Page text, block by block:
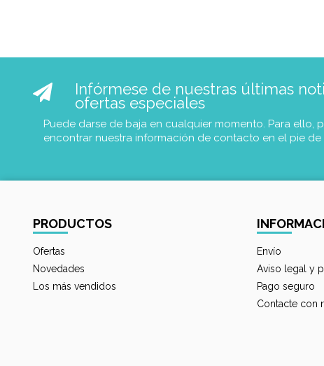
Infórmese de nuestras últimas
ofertas especiales
Puede darse de baja en cualquier momento. Para ello,
encontrar nuestra información de contacto en el pie de
PRODUCTOS
Ofertas
Novedades
Los más vendidos
Envío
Aviso legal y
Pago seguro
Contacte con